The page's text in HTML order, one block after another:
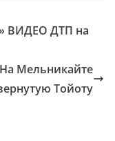
ВИДЕО ДТП на
Мельникайте
Тойоту